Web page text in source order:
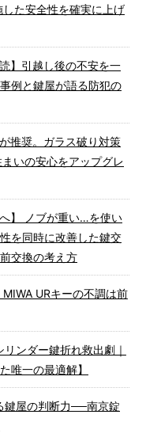
た安全性を確実に上げ
】引越し後の不安を一
例と鍵屋が語る防犯の
推奨。ガラス破り対策
いの安心をアップグレ
】 ノブが重い…を使い
を同時に改善した鍵交
交換の考え方
URキーの不調は前
ンダー鍵折れ救出劇｜
唯一の最適解】
鍵屋の判断力──南京錠